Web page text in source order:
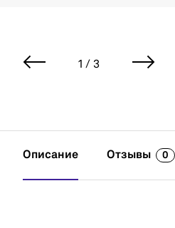
1 / 3
Описание Отзывы 0